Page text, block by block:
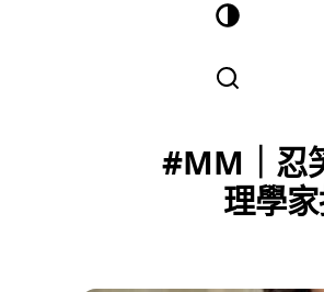
#MM｜忍
理學